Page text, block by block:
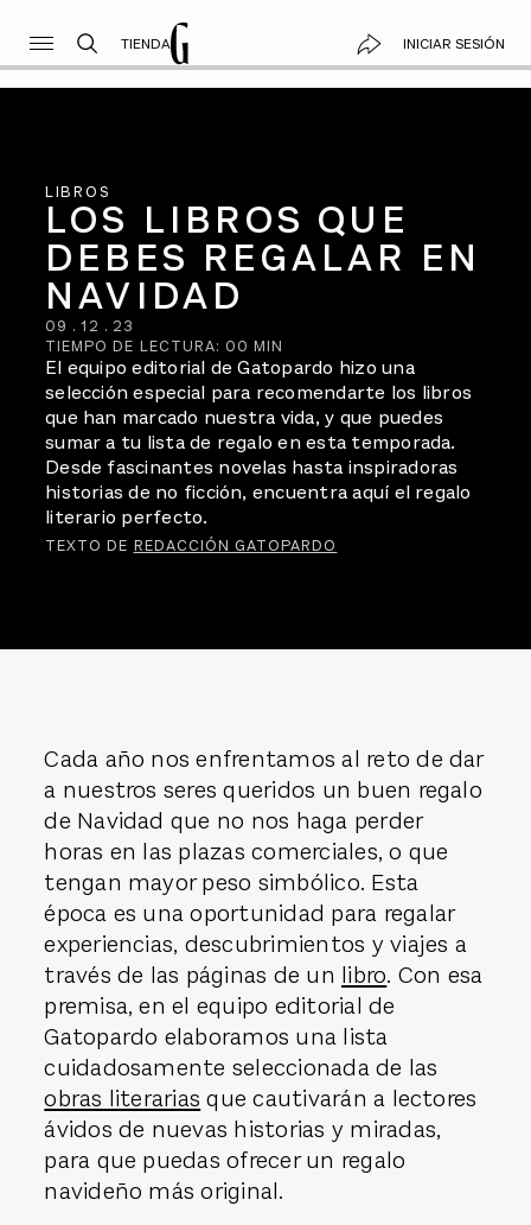
TIENDA INICIAR SESIÓN
LIBROS
LOS LIBROS QUE
DEBES REGALAR EN
NAVIDAD
09 . 12 . 23
TIEMPO DE LECTURA: 00 MIN
El equipo editorial de Gatopardo hizo una
selección especial para recomendarte los libros
que han marcado nuestra vida, y que puedes
sumar a tu lista de regalo en esta temporada.
Desde fascinantes novelas hasta inspiradoras
historias de no ficción, encuentra aquí el regalo
literario perfecto.
TEXTO DE REDACCIÓN GATOPARDO
Cada año nos enfrentamos al reto de dar
a nuestros seres queridos un buen regalo
de Navidad que no nos haga perder
horas en las plazas comerciales, o que
tengan mayor peso simbólico. Esta
época es una oportunidad para regalar
experiencias, descubrimientos y viajes a
través de las páginas de un libro. Con esa
premisa, en el equipo editorial de
Gatopardo elaboramos una lista
cuidadosamente seleccionada de las
obras literarias que cautivarán a lectores
ávidos de nuevas historias y miradas,
para que puedas ofrecer un regalo
navideño más original.